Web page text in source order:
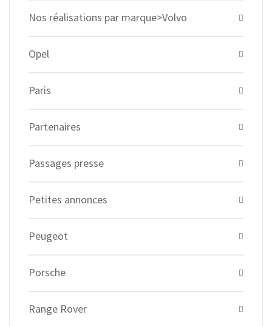
Nos réalisations par marque>Volvo
Opel
Paris
Partenaires
Passages presse
Petites annonces
Peugeot
Porsche
Range Rover